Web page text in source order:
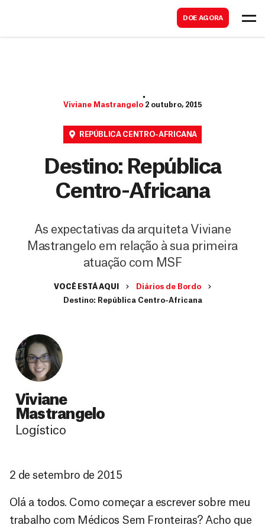
DOE AGORA
Viviane Mastrangelo 2 outubro, 2015
REPÚBLICA CENTRO-AFRICANA
Destino: República
Centro-Africana
As expectativas da arquiteta Viviane
Mastrangelo em relação à sua primeira
atuação com MSF
VOCÊ ESTÁ AQUI
Diários de Bordo
Destino: República Centro-Africana
Viviane
Mastrangelo
Logístico
2 de setembro de 2015
Olá a todos. Como começar a escrever sobre meu
trabalho com Médicos Sem Fronteiras? Acho que